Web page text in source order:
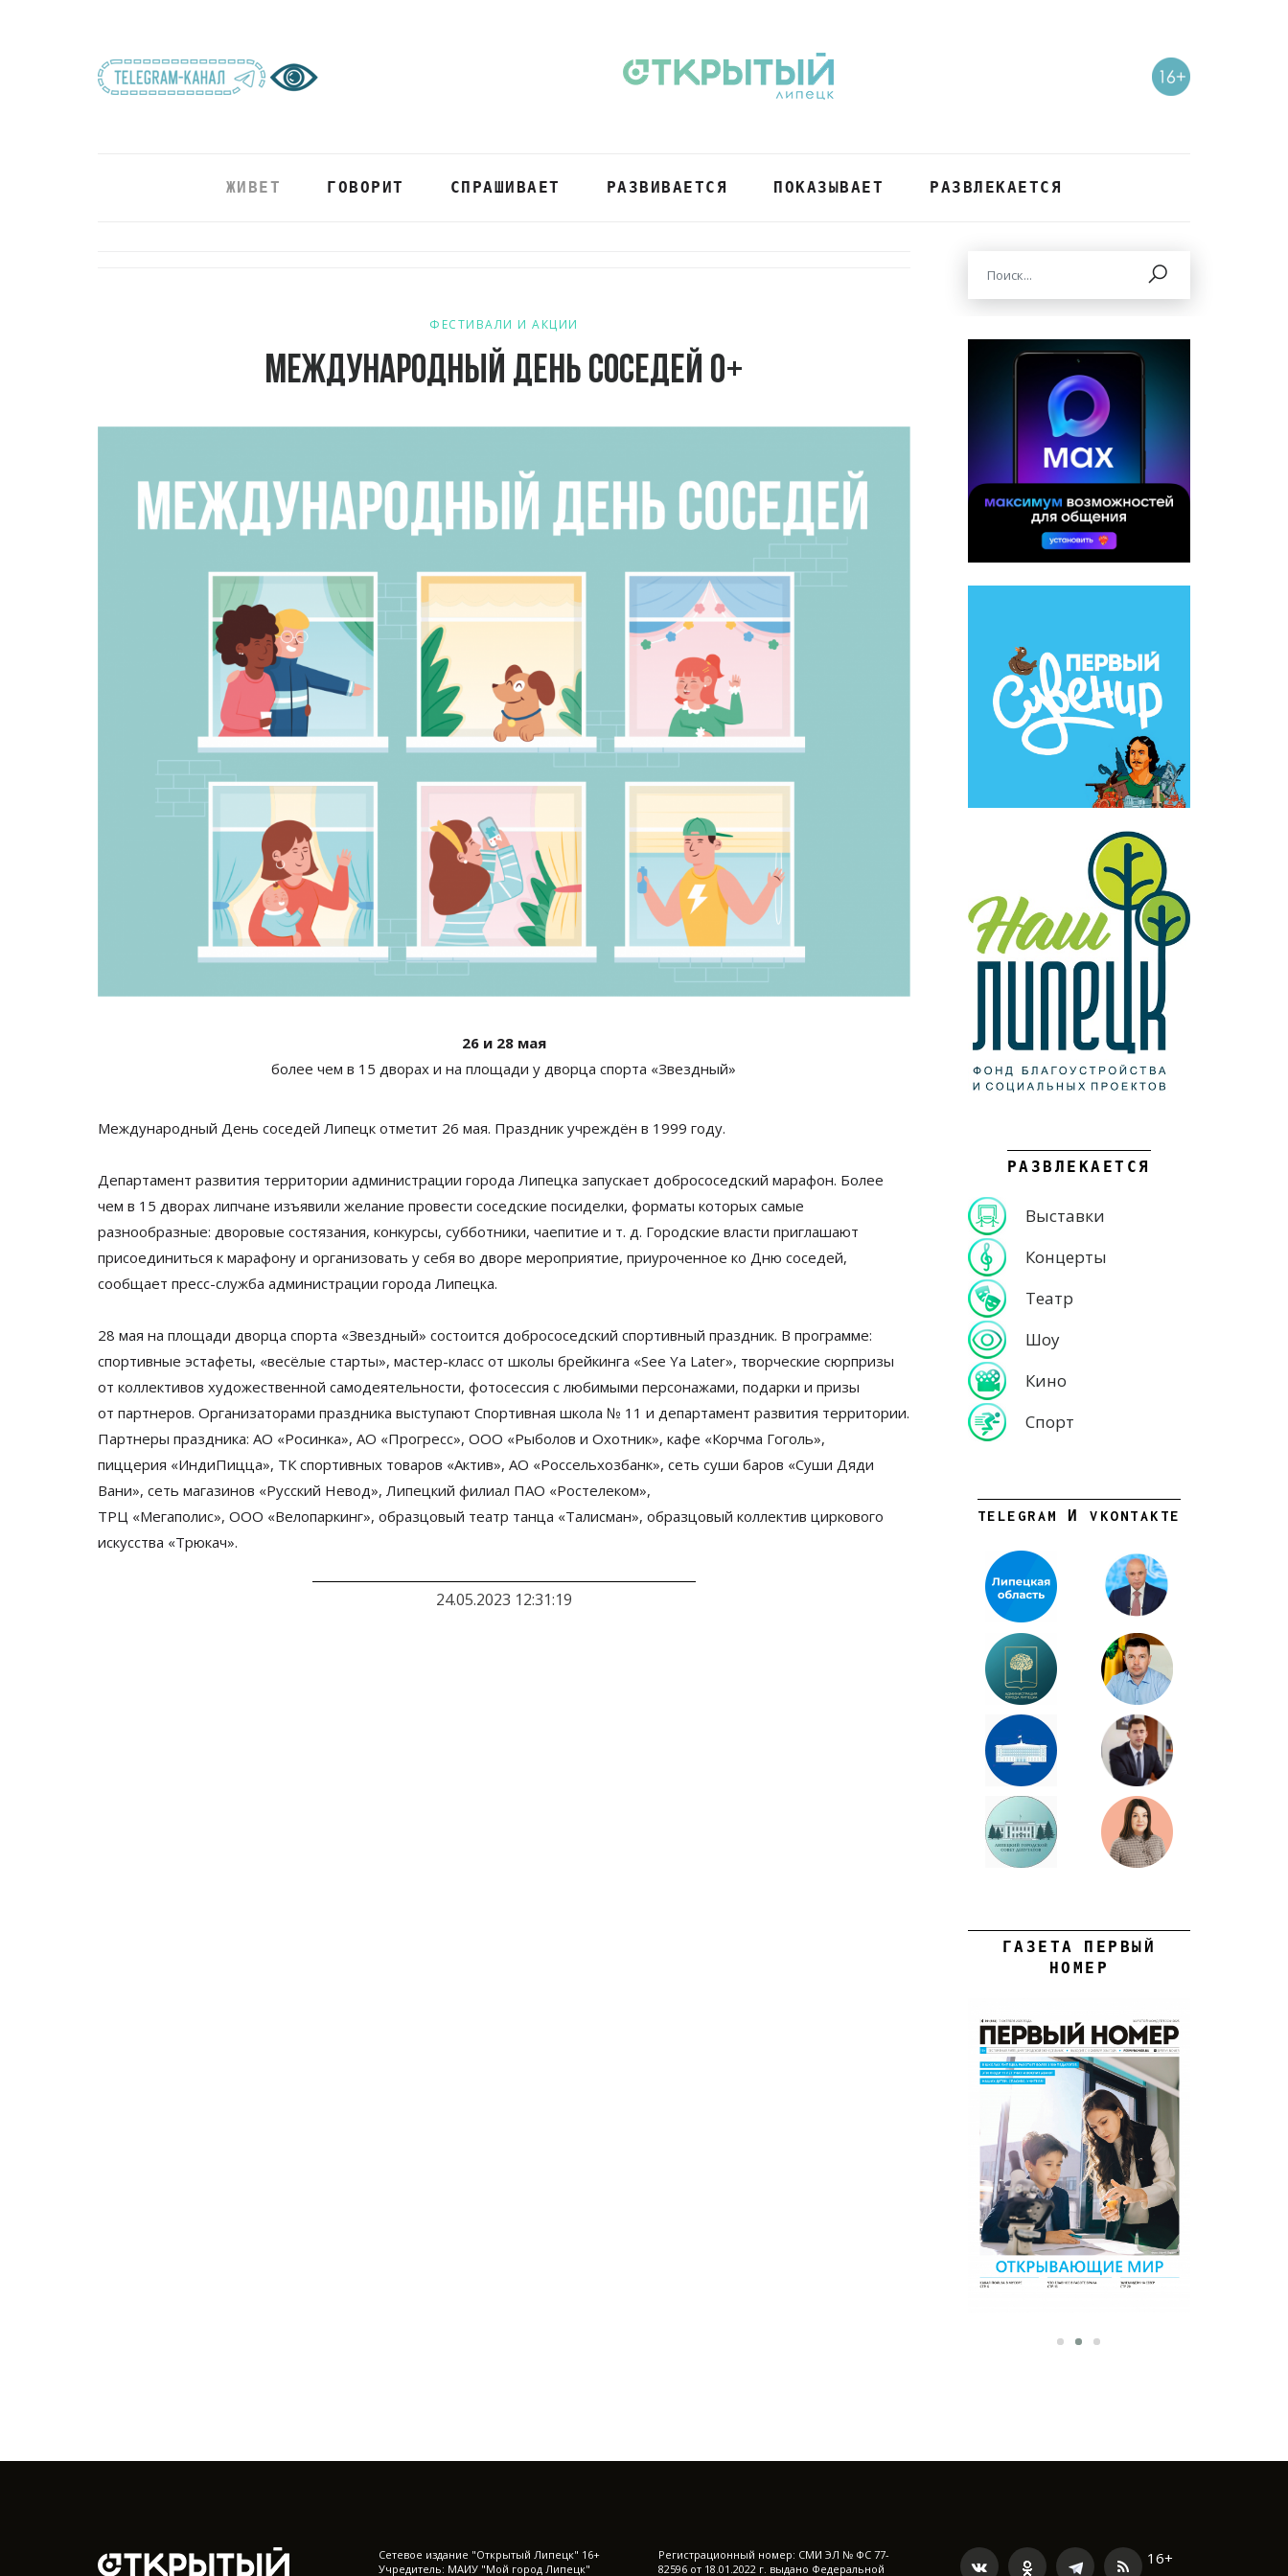
ЖИВЕТ ГОВОРИТ СПРАШИВАЕТ РАЗВИВАЕТСЯ ПОКАЗЫВАЕТ РАЗВЛЕКАЕТСЯ
ФЕСТИВАЛИ И АКЦИИ
Международный День соседей 0+
26 и 28 мая
более чем в 15 дворах и на площади у дворца спорта «Звездный»
Международный День соседей Липецк отметит 26 мая. Праздник учреждён в 1999 году.
Департамент развития территории администрации города Липецка запускает добрососедский марафон. Более
чем в 15 дворах липчане изъявили желание провести соседские посиделки, форматы которых самые
разнообразные: дворовые состязания, конкурсы, субботники, чаепитие и т. д. Городские власти приглашают
присоединиться к марафону и организовать у себя во дворе мероприятие, приуроченное ко Дню соседей,
сообщает пресс-служба администрации города Липецка.
28 мая на площади дворца спорта «Звездный» состоится добрососедский спортивный праздник. В программе:
спортивные эстафеты, «весёлые старты», мастер-класс от школы брейкинга «See Ya Later», творческие сюрпризы
от коллективов художественной самодеятельности, фотосессия с любимыми персонажами, подарки и призы
от партнеров. Организаторами праздника выступают Спортивная школа № 11 и департамент развития территории.
Партнеры праздника: АО «Росинка», АО «Прогресс», ООО «Рыболов и Охотник», кафе «Корчма Гоголь»,
пиццерия «ИндиПицца», ТК спортивных товаров «Актив», АО «Россельхозбанк», сеть суши баров «Суши Дяди
Вани», сеть магазинов «Русский Невод», Липецкий филиал ПАО «Ростелеком»,
ТРЦ «Мегаполис», ООО «Велопаркинг», образцовый театр танца «Талисман», образцовый коллектив циркового
искусства «Трюкач».
24.05.2023 12:31:19
РАЗВЛЕКАЕТСЯ
Выставки
Концерты
Театр
Шоу
Кино
Спорт
TELEGRAM И VKONTAKTE
ГАЗЕТА ПЕРВЫЙ
НОМЕР
Cетевое издание "Открытый Липецк" 16+
Учредитель: МАИУ "Мой город Липецк"
Регистрационный номер: СМИ ЭЛ № ФС 77-
82596 от 18.01.2022 г. выдано Федеральной
16+